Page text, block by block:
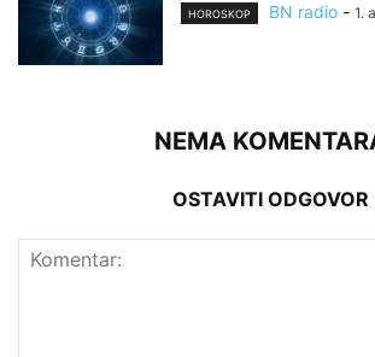
HOROSKOP BN radio - 1.
NEMA
OSTAVITI ODGOVOR